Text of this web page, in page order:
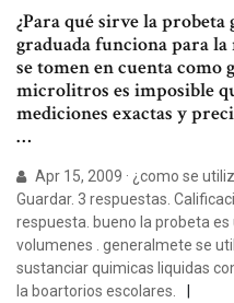
¿Para qué sirve la probeta
graduada funciona para
se tomen en cuenta como
microlitros es imposible
mediciones exactas y
…
Apr 15, 2009 · ¿como se
Guardar. 3 respuestas.
respuesta. bueno la probeta
volumenes . generalmete se
sustanciar quimicas liquidas
la boartorios escolares.